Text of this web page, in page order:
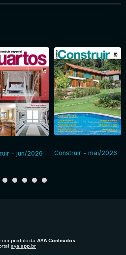
- jun/2026 Construir - mai/2026
um produto da AYA Conteúdos
aya.app.br